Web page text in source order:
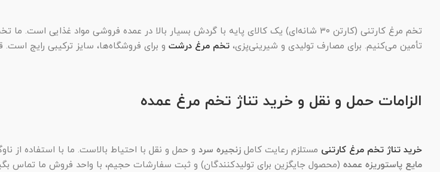
تخم مرغ کارتنی (کارتن ۳۰ شانه‌ای) یک کالای پایه با گردش بسیار بالا در عمده فروشی مواد غذایی است. ما تخم مرغ‌ها را با گرید کیفی عالی و پوسته سالم، به صورت مستقیم از
تأمین می‌کنیم. برای مصارف تولیدی و شیرینی‌پزی، تخم مرغ درشت و برای فروشگاه‌ها، سایز ترکیبی رایج
الزامات حمل و نقل و خرید تناژ تخم مرغ عمده
خرید تناژ تخم مرغ کارتنی مستلزم رعایت کامل زنجیره سرد و حمل و نقل با احتیاط بالاست. ما با استفاده از
مایع پاستوریزه عمده (محصول جایگزین برای تولیدکنندگان) و ثبت سفارشات حجیم، با واحد فروش ما تماس